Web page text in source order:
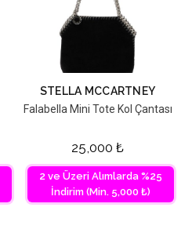
STELLA MCCARTNEY
Falabella Mini Tote Kol Çantası
25,000 ₺
2 ve Üzeri Alımlarda %25
İndirim (Min. 5,000 ₺)